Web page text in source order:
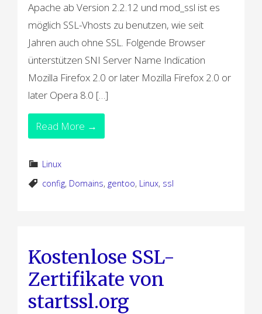
Apache ab Version 2.2.12 und mod_ssl ist es
möglich SSL-Vhosts zu benutzen, wie seit
Jahren auch ohne SSL. Folgende Browser
ünterstützen SNI Server Name Indication
Mozilla Firefox 2.0 or later Mozilla Firefox 2.0 or
later Opera 8.0 […]
Read More →
Linux
config, Domains, gentoo, Linux, ssl
Kostenlose SSL-
Zertifikate von
startssl.org